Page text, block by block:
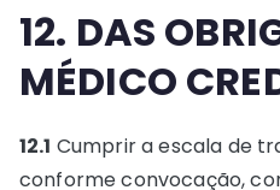
12. DAS
MÉDICO
12.1 Cumprir a escala de
conforme convocação,